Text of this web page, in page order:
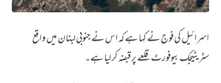
’فیصلہ کن مرحلہ اور پالیسی میں بڑی تبدیلی‘، اسرائیل کا لبنان کے تاریخی قلعے
اسرائیل کی فوج نے کہا ہے کہ اس نے جنوبی لبنان میں واقع
سٹریٹیجک بیوفورٹ قلعے پر قبضہ کر لیا ہے۔